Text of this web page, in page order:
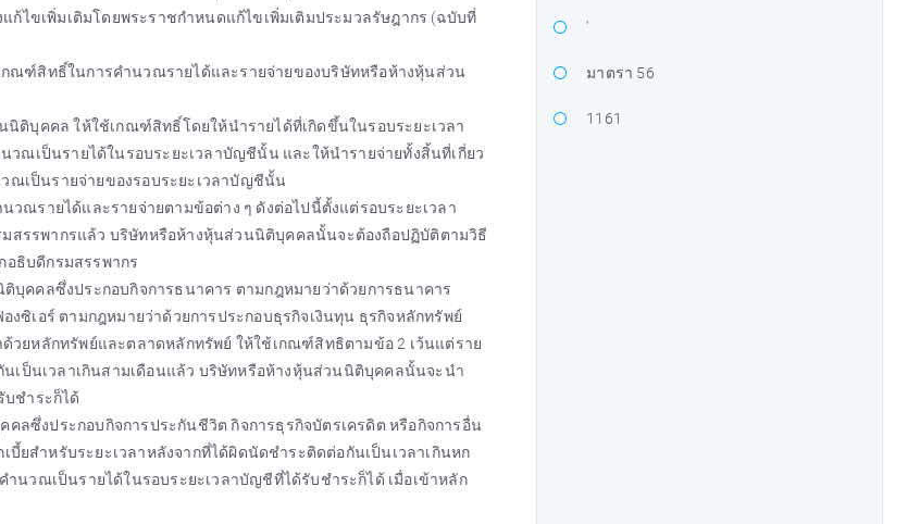
'
มาตรา 56
1161
ก้ไขเพิ่มเติมโดยพระราชกำหนดแก้ไขเพิ่มเติมประมวลรัษฎากร (ฉบับที่
กณฑ์สิทธิ์ในการคำนวณรายได้และรายจ่ายของบริษัทหรือห้างหุ้นส่วน
ติบุคคล ให้ใช้เกณฑ์สิทธิ์โดยให้นำรายได้ที่เกิดขึ้นในรอบระยะเวลา
ณเป็นรายได้ในรอบระยะเวลาบัญชีนั้น และให้นำรายจ่ายทั้งสิ้นที่เกี่ยว
ณเป็นรายจ่ายของรอบระยะเวลาบัญชีนั้น
ณรายได้และรายจ่ายตามข้อต่าง ๆ ดังต่อไปนี้ตั้งแต่รอบระยะเวลา
สรรพากรแล้ว บริษัทหรือห้างหุ้นส่วนนิติบุคคลนั้นจะต้องถือปฏิบัติตามวิธี
อธิบดีกรมสรรพากร
บุคคลซึ่งประกอบกิจการธนาคาร ตามกฎหมายว่าด้วยการธนาคาร
ซิเอร์ ตามกฎหมายว่าด้วยการประกอบธุรกิจเงินทุน ธุรกิจหลักทรัพย์
วยหลักทรัพย์และตลาดหลักทรัพย์ ให้ใช้เกณฑ์สิทธิตามข้อ 2 เว้นแต่ราย
เป็นเวลาเกินสามเดือนแล้ว บริษัทหรือห้างหุ้นส่วนนิติบุคคลนั้นจะนำ
ชำระก็ได้
ซึ่งประกอบกิจการประกันชีวิต กิจการธุรกิจบัตรเครดิต หรือกิจการอื่น
ยสำหรับระยะเวลาหลังจากที่ได้ผิดนัดชำระติดต่อกันเป็นเวลาเกินหก
วณเป็นรายได้ในรอบระยะเวลาบัญชีที่ได้รับชำระก็ได้ เมื่อเข้าหลัก